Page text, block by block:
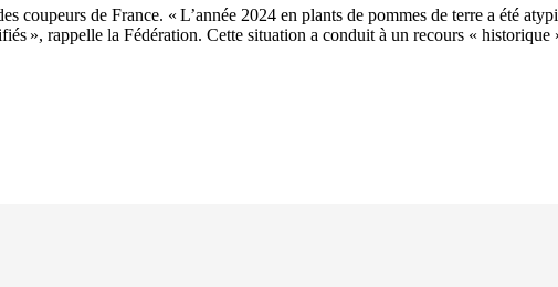
coupeurs de France. « L’année 2024 en plants de pommes de terre a été
», rappelle la Fédération. Cette situation a conduit à un recours « historique